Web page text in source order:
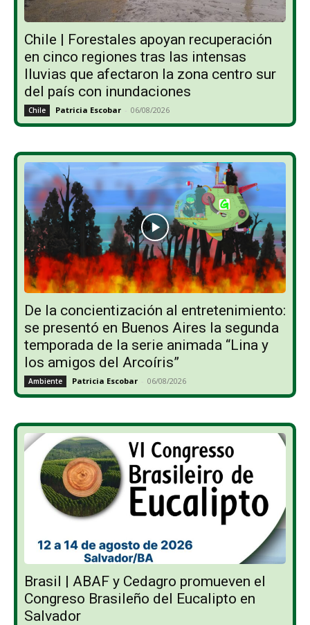
Chile | Forestales apoyan recuperación
en cinco regiones tras las intensas
lluvias que afectaron la zona centro sur
del país con inundaciones
Chile Patricia Escobar - 06/08/2026
De la concientización al entretenimiento:
se presentó en Buenos Aires la segunda
temporada de la serie animada “Lina y
los amigos del Arcoíris”
Ambiente Patricia Escobar - 06/08/2026
Brasil | ABAF y Cedagro promueven el
Congreso Brasileño del Eucalipto en
Salvador